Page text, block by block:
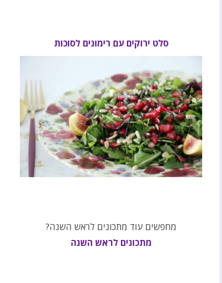
סלט ירוקים עם רימונים לסוכות
מחפשים עוד מתכונים לראש השנה?
מתכונים לראש השנה